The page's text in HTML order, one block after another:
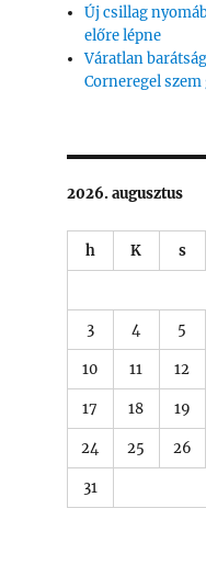
Új csillag
előre lépne
Váratlan
Corneregel szem
2026. augusztus
h K s
3 4 5
10 11 12
17 18 19
24 25 26
31